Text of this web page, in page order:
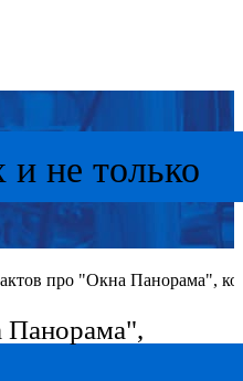
и не только
про "Окна Панорама",
Панорама",